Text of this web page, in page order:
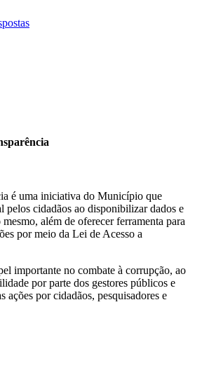
é uma iniciativa do Município que
pelos cidadãos ao disponibilizar dados e
além de oferecer ferramenta para
por meio da Lei de Acesso a
importante no combate à corrupção, ao
por parte dos gestores públicos e
ações por cidadãos, pesquisadores e